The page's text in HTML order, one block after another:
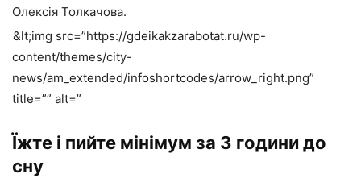
Олексія Толкачова.
&lt;img src=”https://gdeikakzarabotat.ru/wp-
content/themes/city-
news/am_extended/infoshortcodes/arrow_right.png”
title=”” alt=”
Їжте і пийте мінімум за 3 години до
сну